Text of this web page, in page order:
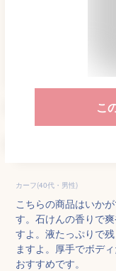
こ
カーフ(40代・男性)
こちらの商品はいか
す。石けんの香りで
すよ。液たっぷりで
ますよ。厚手でボデ
おすすめです。